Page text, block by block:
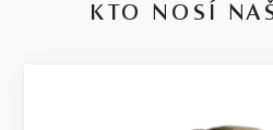
KTO NOSÍ